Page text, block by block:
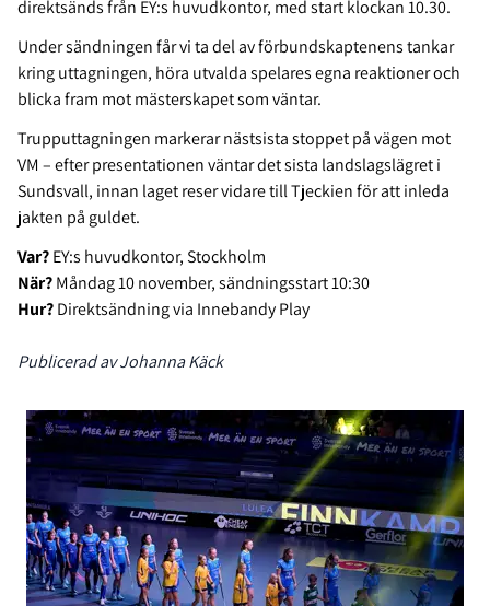
direktsänds från EY:s huvudkontor, med start klockan 10.30.
Under sändningen får vi ta del av förbundskaptenens tankar
kring uttagningen, höra utvalda spelares egna reaktioner och
blicka fram mot mästerskapet som väntar.
Trupputtagningen markerar nästsista stoppet på vägen mot
VM – efter presentationen väntar det sista landslagslägret i
Sundsvall, innan laget reser vidare till Tjeckien för att inleda
jakten på guldet.
Var?EY:s huvudkontor, Stockholm
När?Måndag 10 november, sändningsstart 10:30
Hur?Direktsändning via Innebandy Play
Publicerad av Johanna Käck